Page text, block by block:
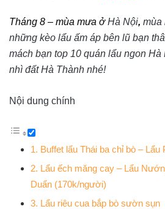
Tháng 8 – mùa mưa ởHà Nội, mùa
những kèo lẩu ấm áp bên lũ bạn
mách bạn top 10 quán lẩu ngon
nhì đất Hà Thành nhé!
Nội dung chính
1. Buffet lẩu Thái ba chỉ bò –
2. Lẩu ếch măng cay – Lẩu
Duẩn (170k/người)
3. Lẩu riêu cua bắp bò sườn sụn